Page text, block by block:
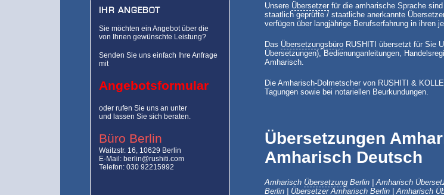
IHR ANGEBOT
Sie möchten ein Angebot über die
von Ihnen gewünschte Leistung?
Senden Sie uns einfach Ihre Anfrage
mit
Angebotsformular
oder rufen Sie uns an unter
und lassen Sie sich beraten.
Büro Berlin
Waitzstr. 16, 10629 Berlin
E-Mail: berlin@rushiti.com
Telefon: 030 92215992
Unsere Übersetzerfür die amharische Sprache
staatlich geprüfte / staatliche anerkannte
verfügen über langjährige Berufserfahrung in ihren
Das ÜbersetzungsbüroRUSHITI übersetzt für Sie
Übersetzungen), Bedienunganleitungen,
Amharisch.
Die Amharisch-Dolmetscher von RUSHITI &
Tagungen sowie bei notariellen Beurkundungen.
Übersetzungen
Amharisch Deutsch
Amharisch ÜbersetzungBerlin |Amharisch
Berlin | ÜbersetzerAmharischBerlin |Amharisch